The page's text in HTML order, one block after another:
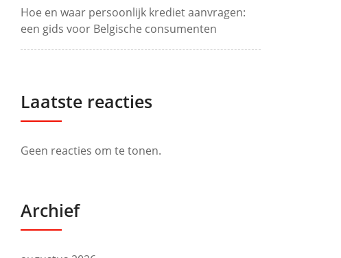
Hoe en waar persoonlijk krediet aanvragen:
een gids voor Belgische consumenten
Laatste reacties
Geen reacties om te tonen.
Archief